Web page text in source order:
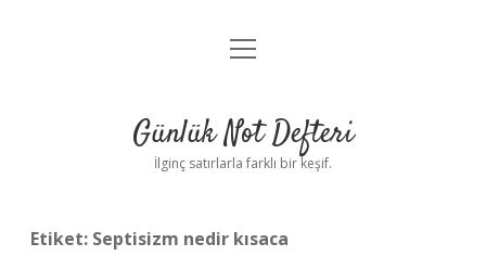
Anasayfa
Yasal Uyarı
menüyü
Günlük Not Defteri
İlginç satırlarla farklı bir keşif.
Etiket: Septisizm nedir kısaca